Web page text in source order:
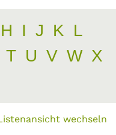
H I J K L
T U V W X
wechseln